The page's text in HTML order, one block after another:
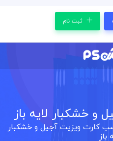
ثبت نام
و خشکبار لایه باز
کارت ویزیت آجیل و خشکبار
باز